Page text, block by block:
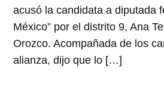
acusó la candidata a diputada
México” por el distrito 9, Ana
Orozco. Acompañada de los
alianza, dijo que lo […]